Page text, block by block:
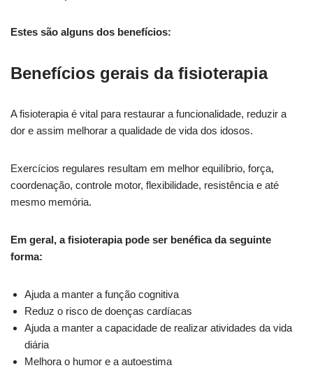
Estes são alguns dos benefícios:
Benefícios gerais da fisioterapia
A fisioterapia é vital para restaurar a funcionalidade, reduzir a
dor e assim melhorar a qualidade de vida dos idosos.
Exercícios regulares resultam em melhor equilíbrio, força,
coordenação, controle motor, flexibilidade, resistência e até
mesmo memória.
Em geral, a fisioterapia pode ser benéfica da seguinte
forma:
Ajuda a manter a função cognitiva
Reduz o risco de doenças cardíacas
Ajuda a manter a capacidade de realizar atividades da vida
diária
Melhora o humor e a autoestima